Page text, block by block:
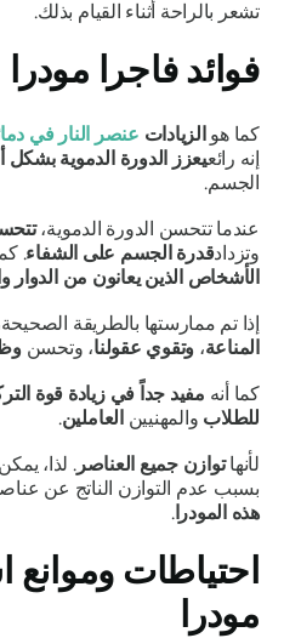
تشعر بالراحة أثناء القيام بذلك.
فوائدفاجرا مودرا
كما هوالزياداتعنصر النار في
إنه رائعيعزز الدورة الدموية بشكل
الجسم.
عندما تتحسن الدورة الدموية،
وتزدادقدرة الجسم على الشفاء. كما
الأشخاص الذين يعانون من الدوار
إذا تم ممارستها بالطريقة
المناعة،وتقوي عقولنا، وتحسن
كما أنهمفيد جداً في زيادة قوة
للطلابوالمهنيينالعاملين.
لأنهاتوازن جميع العناصر. لذا،
بسبب عدم التوازن الناتج عن
هذهالمودرا.
احتياطات وموانع
مودرا